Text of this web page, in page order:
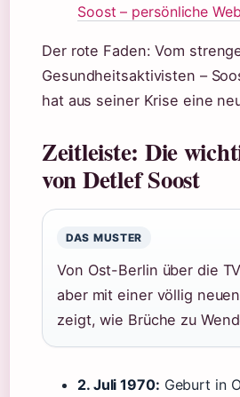
Soost – persönliche
Der rote Faden: Vom
Gesundheitsaktivisten –
hat aus seiner Krise eine
Zeitleiste: Die
von Detlef Soost
DAS MUSTER
Von Ost-Berlin über die
aber mit einer völlig
zeigt, wie Brüche zu
2. Juli 1970: Geburt in